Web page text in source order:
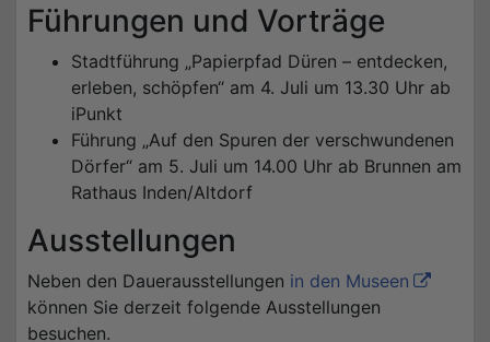
Führungen und Vorträge
Stadtführung „Papierpfad Düren – entdecken,
erleben, schöpfen“ am 4. Juli um 13.30 Uhr ab
iPunkt
Führung „Auf den Spuren der verschwundenen
Dörfer“ am 5. Juli um 14.00 Uhr ab Brunnen am
Rathaus Inden/Altdorf
Ausstellungen
Neben den Dauerausstellungen in den Museen
können Sie derzeit folgende Ausstellungen
besuchen.